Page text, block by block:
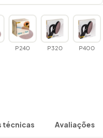
P240 P320 P400
técnicas Avaliações